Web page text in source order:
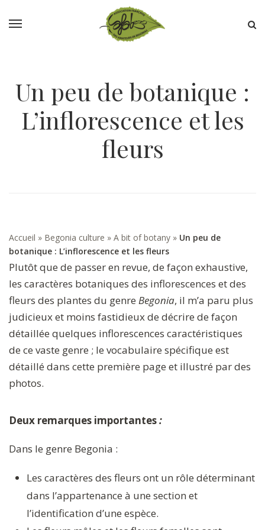
Un peu de botanique :
L’inflorescence et les
fleurs
Accueil » Begonia culture » A bit of botany » Un peu de
botanique : L’inflorescence et les fleurs
Plutôt que de passer en revue, de façon exhaustive,
les caractères botaniques des inflorescences et des
fleurs des plantes du genre Begonia, il m’a paru plus
judicieux et moins fastidieux de décrire de façon
détaillée quelques inflorescences caractéristiques
de ce vaste genre ; le vocabulaire spécifique est
détaillé dans cette première page et illustré par des
photos.
Deux remarques importantes:
Dans le genre Begonia :
Les caractères des fleurs ont un rôle déterminant
dans l’appartenance à une section et
l’identification d’une espèce.